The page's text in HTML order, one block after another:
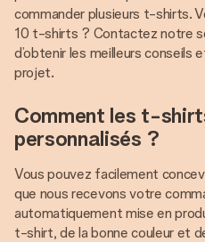
commander plusieurs t-shirts.
10 t-shirts ? Contactez notre
d’obtenir les meilleurs
projet.
Comment les t-
personnalisés ?
Vous pouvez facilement
que nous recevons votre
automatiquement mise en
t-shirt, de la bonne couleur et